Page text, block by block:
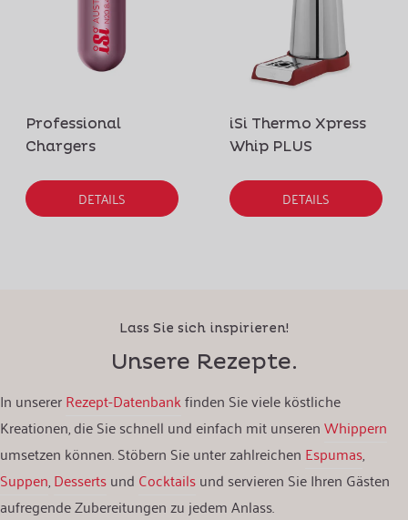
Professional
Chargers
DETAILS
iSi Thermo Xpress
Whip PLUS
DETAILS
Lass Sie sich inspirieren!
Unsere Rezepte.
In unsererRezept-Datenbankfinden Sie viele köstliche
Kreationen, die Sie schnell und einfach mit unserenWhippern
umsetzen können. Stöbern Sie unter zahlreichen Espumas,
Suppen,Dessertsund Cocktailsund servieren Sie Ihren Gästen
aufregende Zubereitungen zu jedem Anlass.